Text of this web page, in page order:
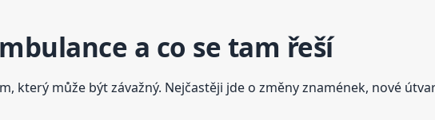
a co se tam řeší
který může být závažný. Nejčastěji jde o změny znamének, nové